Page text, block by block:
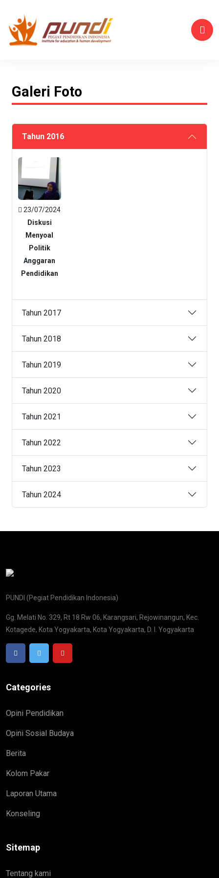
Galeri Foto
Tahun 2016
23/07/2024
Diskusi
Menyoal
Politik
Anggaran
Pendidikan
Tahun 2017
Tahun 2018
Tahun 2019
Tahun 2020
Tahun 2021
Tahun 2022
Tahun 2023
Tahun 2024
PUNDI (Pegiat Pendidikan Indonesia)
Gg. Melati No. 329, Rt 18 Rw 06, Karangsari, Rejowinangun, Kec.
Kotagede, Kota Yogyakarta, Kota Yogyakarta, D. I. Yogyakarta
Categories
Opini Pendidikan
Opini Sosial Budaya
Berita
Kolom Pakar
Laporan Utama
Konseling
Sitemap
Tentang kami